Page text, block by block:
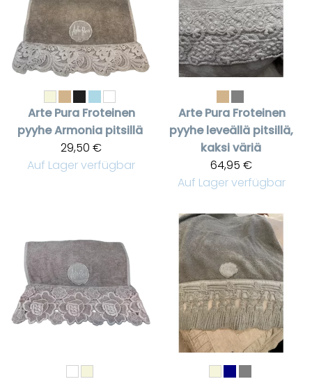
Arte Pura Froteinen
pyyhe Armonia pitsillä
29,50 €
Auf Lager verfügbar
Arte Pura Froteinen
pyyhe leveällä pitsillä,
kaksi väriä
64,95 €
Auf Lager verfügbar